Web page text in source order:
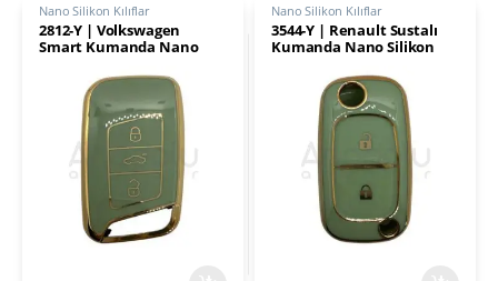
Nano Silikon Kılıflar
2812-Y | Volkswagen
Smart Kumanda Nano
Nano Silikon Kılıflar
3544-Y | Renault Sustalı
Kumanda Nano Silikon